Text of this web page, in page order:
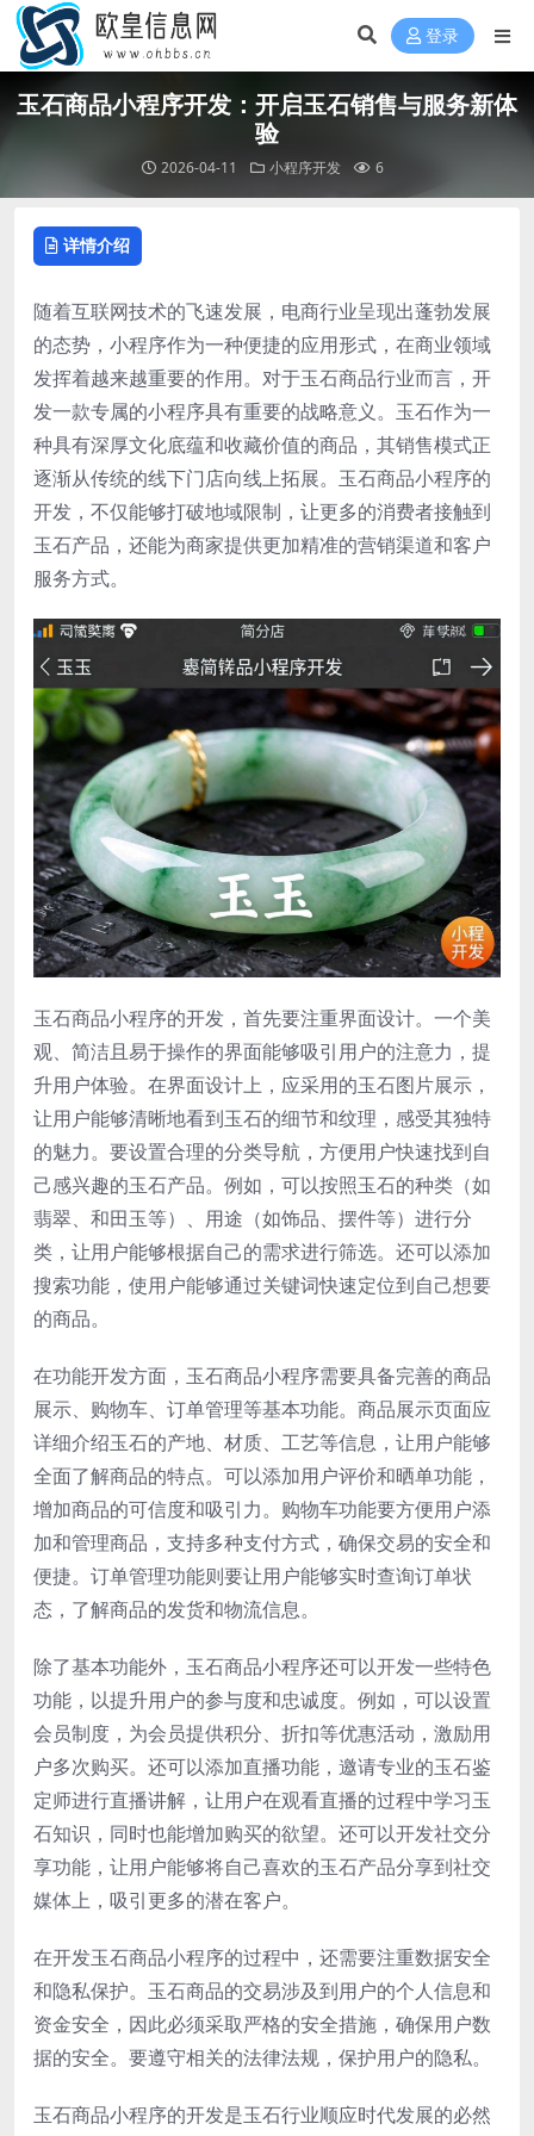
登录
玉石商品小程序开发：开启玉石销售与服务新体
验
2026-04-11 小程序开发 6
详情介绍
随着互联网技术的飞速发展，电商行业呈现出蓬勃发展
的态势，小程序作为一种便捷的应用形式，在商业领域
发挥着越来越重要的作用。对于玉石商品行业而言，开
发一款专属的小程序具有重要的战略意义。玉石作为一
种具有深厚文化底蕴和收藏价值的商品，其销售模式正
逐渐从传统的线下门店向线上拓展。玉石商品小程序的
开发，不仅能够打破地域限制，让更多的消费者接触到
玉石产品，还能为商家提供更加精准的营销渠道和客户
服务方式。
玉石商品小程序的开发，首先要注重界面设计。一个美
观、简洁且易于操作的界面能够吸引用户的注意力，提
升用户体验。在界面设计上，应采用的玉石图片展示，
让用户能够清晰地看到玉石的细节和纹理，感受其独特
的魅力。要设置合理的分类导航，方便用户快速找到自
己感兴趣的玉石产品。例如，可以按照玉石的种类（如
翡翠、和田玉等）、用途（如饰品、摆件等）进行分
类，让用户能够根据自己的需求进行筛选。还可以添加
搜索功能，使用户能够通过关键词快速定位到自己想要
的商品。
在功能开发方面，玉石商品小程序需要具备完善的商品
展示、购物车、订单管理等基本功能。商品展示页面应
详细介绍玉石的产地、材质、工艺等信息，让用户能够
全面了解商品的特点。可以添加用户评价和晒单功能，
增加商品的可信度和吸引力。购物车功能要方便用户添
加和管理商品，支持多种支付方式，确保交易的安全和
便捷。订单管理功能则要让用户能够实时查询订单状
态，了解商品的发货和物流信息。
除了基本功能外，玉石商品小程序还可以开发一些特色
功能，以提升用户的参与度和忠诚度。例如，可以设置
会员制度，为会员提供积分、折扣等优惠活动，激励用
户多次购买。还可以添加直播功能，邀请专业的玉石鉴
定师进行直播讲解，让用户在观看直播的过程中学习玉
石知识，同时也能增加购买的欲望。还可以开发社交分
享功能，让用户能够将自己喜欢的玉石产品分享到社交
媒体上，吸引更多的潜在客户。
在开发玉石商品小程序的过程中，还需要注重数据安全
和隐私保护。玉石商品的交易涉及到用户的个人信息和
资金安全，因此必须采取严格的安全措施，确保用户数
据的安全。要遵守相关的法律法规，保护用户的隐私。
玉石商品小程序的开发是玉石行业顺应时代发展的必然